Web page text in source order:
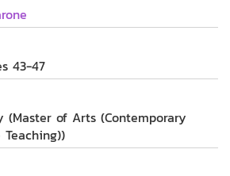
43-47
(Master of Arts (Contemporary